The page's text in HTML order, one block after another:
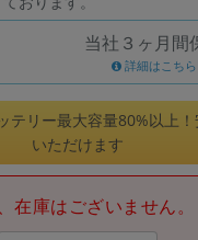
当社３ヶ月間
詳細はこちら
テリー最大容量80%以上
いただけます
在庫はございません。
」など
など